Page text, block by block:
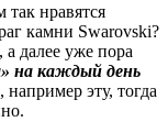
нравятся
камни Swarovski?
а далее уже пора
на каждый день
эту, тогда